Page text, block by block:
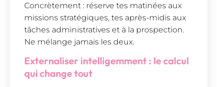
Concrètement : réserve tes matinées aux
missions stratégiques, tes après-midis aux
tâches administratives et à la prospection.
Ne mélange jamais les deux.
Externaliser intelligemment : le calcul
qui change tout